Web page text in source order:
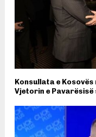
Konsullata e Kosovës
Vjetorin e Pavarësisë